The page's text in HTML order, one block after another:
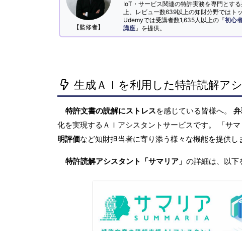
【監修者】
IoT・サービス関連の特許実務を専門とす
上、レビュー数639以上の知財分野ではト
Udemyでは受講者数1,635人以上の『初心
講座 』を提供。
生成ＡＩを利用した特許読解ア
特許文書の読解にストレスを感じている皆様へ。
化を実現するＡＩアシスタントサービスです。 「サ
明評価など知財担当者に寄り添う様々な機能を提供し
特許読解アシスタント「サマリア」 の詳細は、以下